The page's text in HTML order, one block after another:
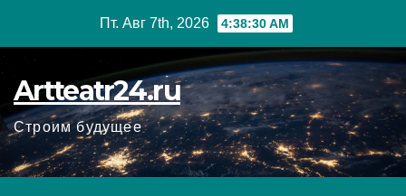
Пт. Авг 7th, 2026 4:38:32 AM
Artteatr24.ru
Строим будущее